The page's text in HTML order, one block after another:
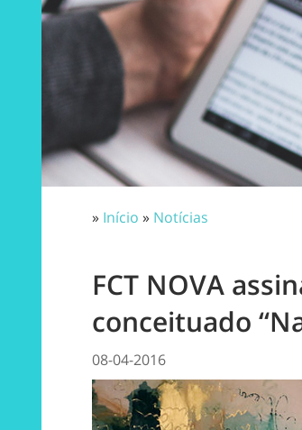
» Início » Notícias
FCT NOVA
conceituado
08-04-2016